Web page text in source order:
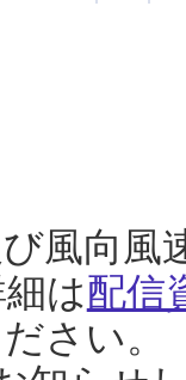
風向風
は配信
さい。